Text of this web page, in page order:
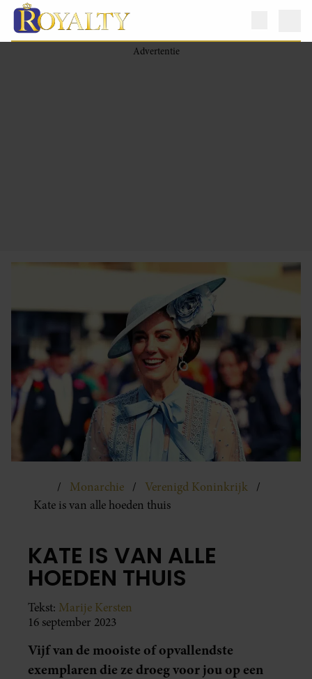
Monarchie
Verenigd Koninkrijk
Kate is van alle hoeden thuis
KATE IS VAN ALLE
HOEDEN THUIS
Tekst: Marije Kersten
16 september 2023
Vijf van de mooiste of opvallendste
exemplaren die ze droeg voor jou op een